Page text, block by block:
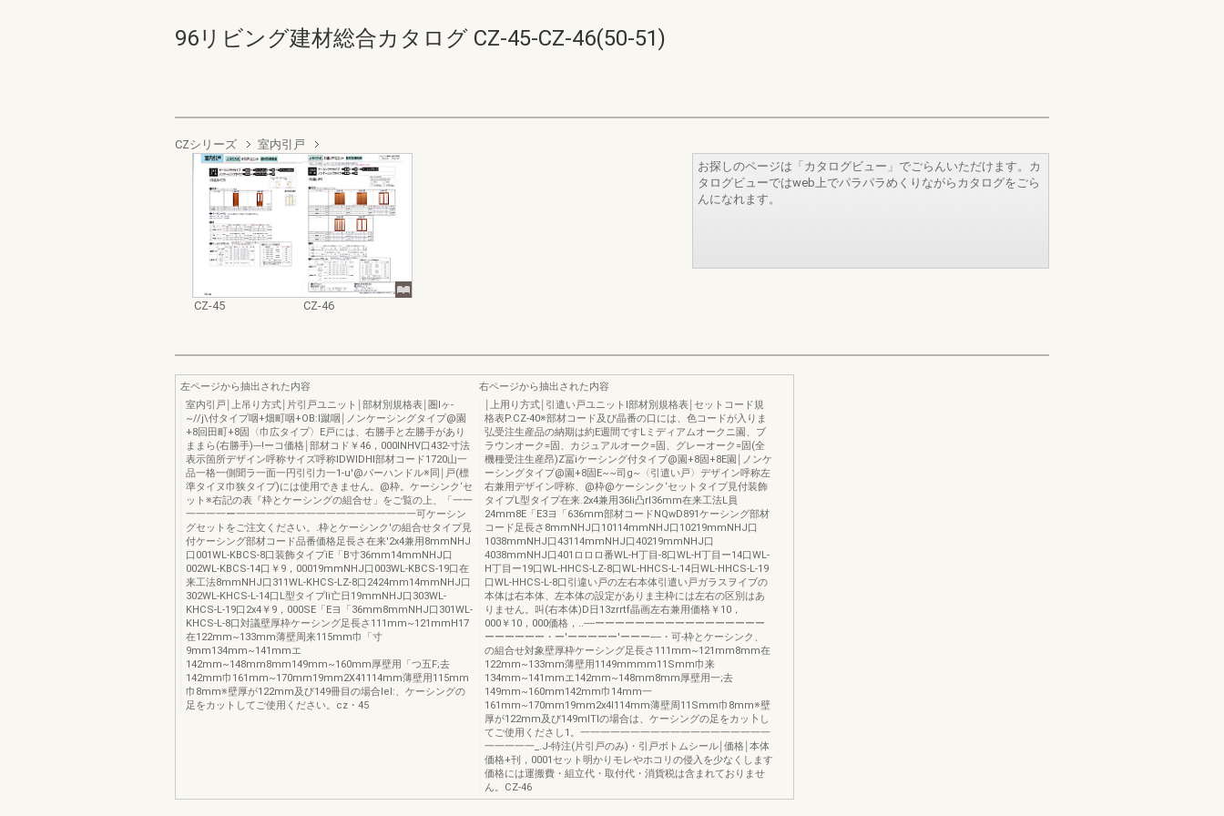
96リビング建材総合カタログ CZ-45-CZ-46(50-51)
CZシリーズ 室内引戸
CZ-45 CZ-46
お探しのページは「カタログビュー」でごらんいただけます。カ
タログビューではweb上でパラパラめくりながらカタログをごら
んになれます。
左ページから抽出された内容
室内引戸￨上吊り方式￨片引戸ユニット￨部材別規格表￨圏lヶ-
~//j\付タイプ咽+畑町咽+OB:I蹴咽￨ノンケーシングタイプ@園
+8回田町+8固〈巾広タイプ〉E戸には、右勝手と左勝手があり
ままら(右勝手)---!ーコ価格￨部材コド￥46，000INHV口432-寸法
表示箇所デザイン呼称サイズ呼称IDWIDHI部材コード1720山一
品一格一側聞ラ一面一円引引力一1-u'@パーハンドル※同￨戸(標
準タイヌ巾狭タイプ)には使用できません。@枠。ケーシンク‘セ
ット※右記の表『枠とケーシングの組合せ」をご覧の上、「一一
一一一一ー一一一一一一一一一一一一一一一一一一可ケーシン
グセットをご注文ください。.枠とケーシンク'の組合せタイプ見
付ケーシング部材コード品番価格足長さ在来'2x4兼用8mmNHJ
口001WL-KBCS-8口装飾タイプiE「B寸36mm14mmNHJ口
002WL-KBCS-14口￥9，00019mmNHJ口003WL-KBCS-19口在
来工法8mmNHJ口311WL-KHCS-LZ-8口2424mm14mmNHJ口
302WL-KHCS-L-14口L型タイプli亡日19mmNHJ口303WL-
KHCS-L-19口2x4￥9，000SE「Eヨ「36mm8mmNHJ口301WL-
KHCS-L-8口対議壁厚枠ケーシング足長さ111mm~121mmH17
在122mm~133mm薄壁周来115mm巾「寸
9mm134mm~141mmエ
142mm~148mm8mm149mm~160mm厚壁用「つ五F;去
142mm巾161mm~170mm19mm2X41114mm薄壁用115mm
巾8mm※壁厚が122mm及び149冊目の場合Iel:、ケーシングの
足をカットしてご使用ください。cz・45
右ページから抽出された内容
￨上用り方式￨引遣い戸ユニットl部材別規格表￨セットコード規
格表P.CZ-40※部材コード及び晶番の口には、色コードが入りま
弘受注生産品の納期は約E週間ですLミディアムオークニ園、ブ
ラウンオーク=固、カジュアルオーク=固、グレーオーク=固(全
機種受注生産昂)Z冨iケーシング付タイプ@園+8固+8E園￨ノンケ
ーシングタイプ@園+8固E~~司g~〈引遣い戸〉デザイン呼称左
右兼用デザイン呼称、@枠@ケーシンク‘セットタイプ見付装飾
タイプL型タイプ在来.2x4兼用36li凸rI36mm在来工法L員
24mm8E「E3ヨ「636mm部材コードNQwD891ケーシング部材
コード足長さ8mmNHJ口10114mmNHJ口10219mmNHJ口
1038mmNHJ口43114mmNHJ口40219mmNHJ口
4038mmNHJ口401ロロロ番WL-H丁目-8口WL-H丁目ー14口WL-
H丁目ー19口WL-HHCS-LZ-8口WL-HHCS-L-14日WL-HHCS-L-19
口WL-HHCS-L-8口引違い戸の左右本体引遣い戸ガラスヲイブの
本体は右本体、左本体の設定がありま主枠には左右の区別はあ
りません。叫(右本体)D日13zrrtf晶画左右兼用価格￥10，
000￥10，000価格，..----ーーーーーーーーーーーーーーーーー
ーーーーーー・ー'ーーーーー'ーーー----・可-枠とケーシンク、
の組合せ対象壁厚枠ケーシング足長さ111mm~121mm8mm在
122mm~133mm薄壁用1149mmmm11Smm巾来
134mm~141mmエ142mm~148mm8mm厚壁用一;去
149mm~160mm142mm巾14mm一
161mm~170mm19mm2x4I114mm薄壁周11Smm巾8mm※壁
厚が122mm及び149mITIの場合は、ケーシングの足をカッ卜し
てご使用くださし1。一一一一一一一一一一一一一一一一一一一
一一一一一_.J-特注(片引戸のみ)・引戸ボトムシール￨価格￨本体
価格+刊，0001セット明かりモレやホコリの侵入を少なくします
価格には運搬費・組立代・取付代・消貨税は含まれておりませ
ん。CZ-46